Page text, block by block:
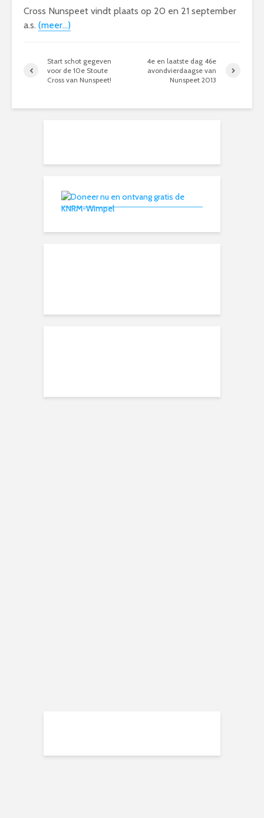
Cross Nunspeet vindt plaats op 20 en 21 september
a.s. (meer…)
Start schot gegeven
voor de 10e Stoute
Cross van Nunspeet!
4e en laatste dag 46e
avondvierdaagse van
Nunspeet 2013